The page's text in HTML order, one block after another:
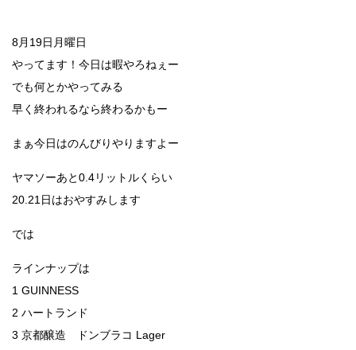
8月19日月曜日
やってます！今日は暇やろねぇー
でも何とかやってみる
早く終われるなら終わるかもー
まぁ今日はのんびりやりますよー
ヤマソーあと0.4リットルくらい
20.21日はおやすみします
では
ラインナップは
1 GUINNESS
2 ハートランド
3 京都醸造 ドンブラコ Lager